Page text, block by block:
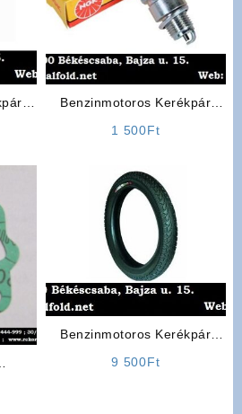
Benzinmotoros Kerékpár
1 500Ft
Benzinmotoros Kerékpár
9 500Ft